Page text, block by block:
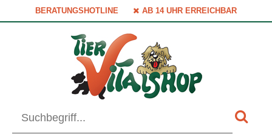
BERATUNGSHOTLINE AB 14 UHR ERREICHBAR